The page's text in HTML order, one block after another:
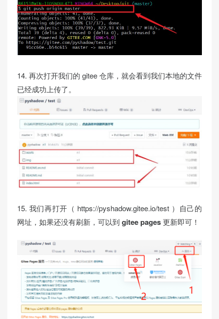
14. 再次打开我们的 gitee 仓库，就会看到我们本地的文件
已经成功上传了。
15. 我们再打开（ https://pyshadow.gitee.io/test ）自己的
网址，如果还没有刷新，可以到 gitee pages更新即可！